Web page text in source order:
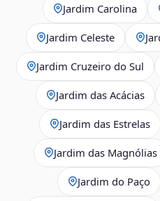
Jardim Carolina
Jardim Celeste
Jardim Cruzeiro do Sul
Jardim das Acácias
Jardim das Estrelas
Jardim das Magnólias
Jardim do Paço